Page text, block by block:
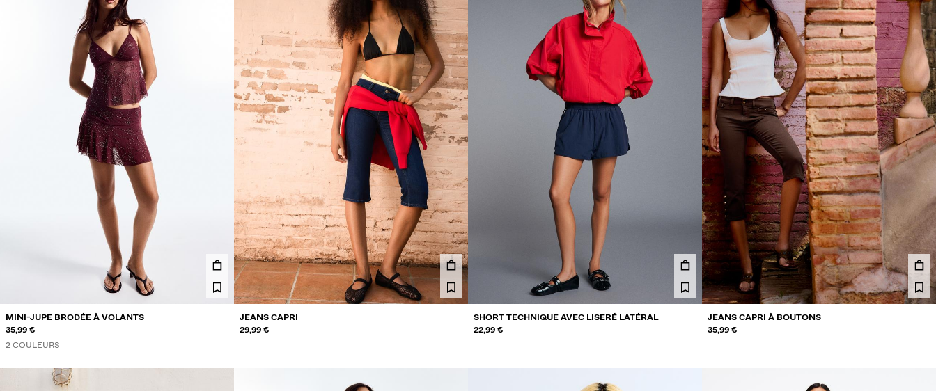
MINI-JUPE BRODÉE À VOLANTS
35,99 €
2 COULEURS
JEANS CAPRI
29,99 €
SHORT TECHNIQUE AVEC LISERÉ LATÉRAL
22,99 €
JEANS CAPRI À BOUTONS
35,99 €